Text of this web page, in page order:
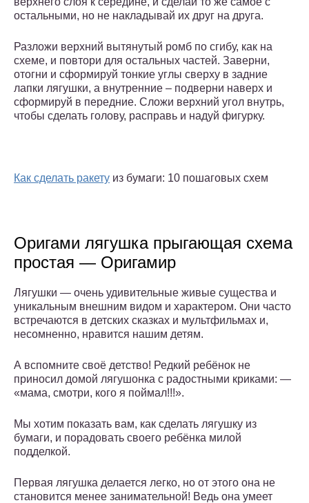
остальными, но не накладывай их друг на друга.
Разложи верхний вытянутый ромб по сгибу, как на
схеме, и повтори для остальных частей. Заверни,
отогни и сформируй тонкие углы сверху в задние
лапки лягушки, а внутренние – подверни наверх и
сформируй в передние. Сложи верхний угол внутрь,
чтобы сделать голову, расправь и надуй фигурку.
Как сделать ракету из бумаги: 10 пошаговых схем
Оригами лягушка прыгающая схема
простая — Оригамир
Лягушки — очень удивительные живые существа и
уникальным внешним видом и характером. Они часто
встречаются в детских сказках и мультфильмах и,
несомненно, нравится нашим детям.
А вспомните своё детство! Редкий ребёнок не
приносил домой лягушонка с радостными криками: —
«мама, смотри, кого я поймал!!!».
Мы хотим показать вам, как сделать лягушку из
бумаги, и порадовать своего ребёнка милой
подделкой.
Первая лягушка делается легко, но от этого она не
становится менее занимательной! Ведь она умеет